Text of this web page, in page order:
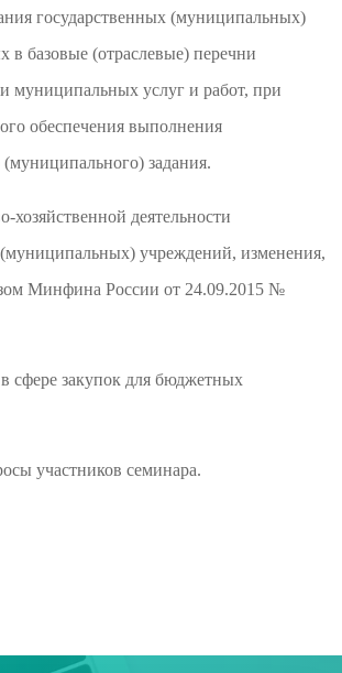
государственных (муниципальных)
в базовые (отраслевые) перечни
муниципальных услуг и работ, при
обеспечения выполнения
(муниципального) задания.
хозяйственной деятельности
учреждений, изменения,
Минфина России от 24.09.2015 №
сфере закупок для бюджетных
участников семинара.